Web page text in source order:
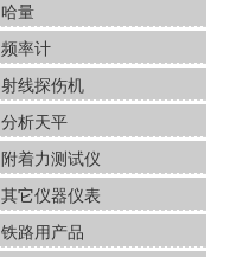
哈量
频率计
射线探伤机
分析天平
附着力测试仪
其它仪器仪表
铁路用产品